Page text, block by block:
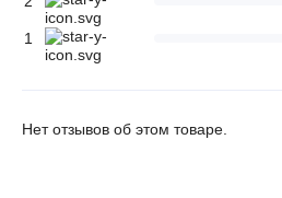
1
Нет отзывов об этом товаре.